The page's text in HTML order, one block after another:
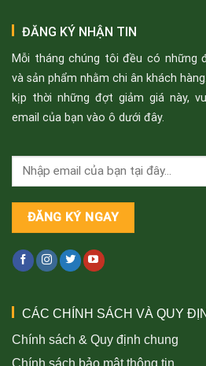
ĐĂNG KÝ NHẬN TIN
Mỗi tháng chúng tôi đều có những
và sản phẩm nhằm chi ân khách
kịp thời những đợt giảm giá này,
email của bạn vào ô dưới đây.
CÁC CHÍNH SÁCH VÀ QUY
Chính sách & Quy định chung
Chính sách bảo mật thông tin